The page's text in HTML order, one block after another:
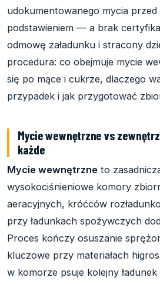
udokumentowanego mycia przed
podstawieniem — a brak
odmowę załadunku i stracony
procedura: co obejmuje mycie
się po mące i cukrze, dlaczego
przypadek i jak przygotować
Mycie wewnętrzne vs
każde
Mycie wewnętrzne to
wysokociśnieniowe komory
aeracyjnych, króćców
przy ładunkach spożywczych
Proces kończy osuszanie
kluczowe przy materiałach
w komorze psuje kolejny